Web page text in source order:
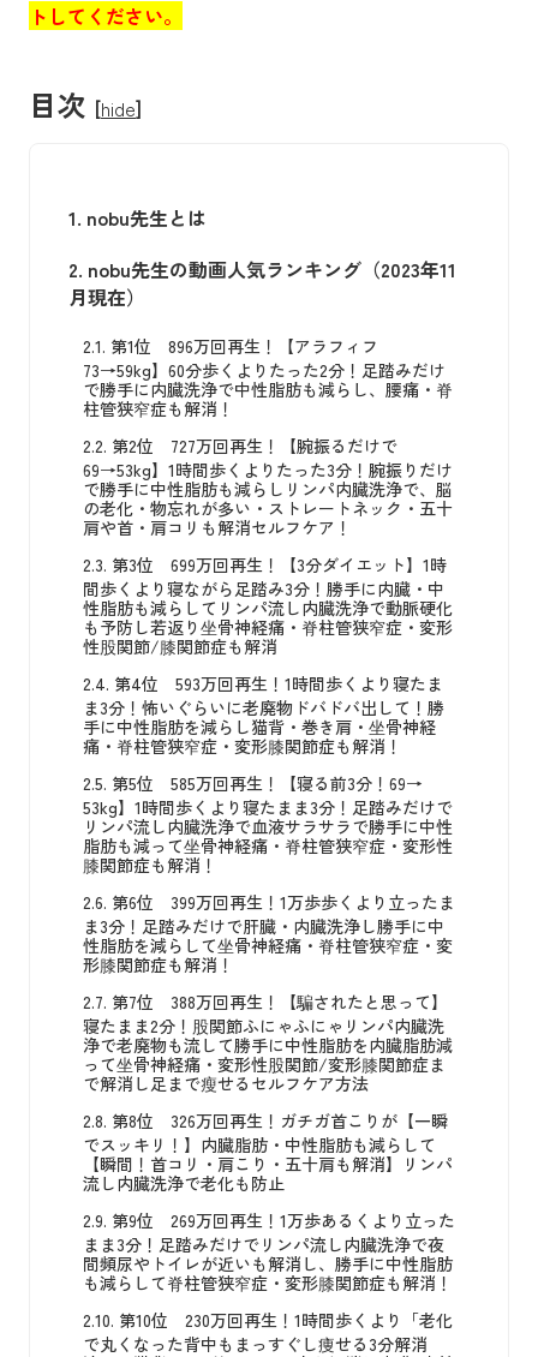
トしてください。
目次 [hide]
1. nobu先生とは
2. nobu先生の動画人気ランキング（2023年11
月現在）
2.1. 第1位 896万回再生！【アラフィフ
73→59kg】60分歩くよりたった2分！足踏みだけ
で勝手に内臓洗浄で中性脂肪も減らし、腰痛・脊
柱管狭窄症も解消！
2.2. 第2位 727万回再生！【腕振るだけで
69→53kg】1時間歩くよりたった3分！腕振りだけ
で勝手に中性脂肪も減らしリンパ内臓洗浄で、脳
の老化・物忘れが多い・ストレートネック・五十
肩や首・肩コリも解消セルフケア！
2.3. 第3位 699万回再生！【3分ダイエット】1時
間歩くより寝ながら足踏み3分！勝手に内臓・中
性脂肪も減らしてリンパ流し内臓洗浄で動脈硬化
も予防し若返り坐骨神経痛・脊柱管狭窄症・変形
性股関節/膝関節症も解消
2.4. 第4位 593万回再生！1時間歩くより寝たま
ま3分！怖いぐらいに老廃物ドバドバ出して！勝
手に中性脂肪を減らし猫背・巻き肩・坐骨神経
痛・脊柱管狭窄症・変形膝関節症も解消！
2.5. 第5位 585万回再生！【寝る前3分！69→
53kg】1時間歩くより寝たまま3分！足踏みだけで
リンパ流し内臓洗浄で血液サラサラで勝手に中性
脂肪も減って坐骨神経痛・脊柱管狭窄症・変形性
膝関節症も解消！
2.6. 第6位 399万回再生！1万歩歩くより立ったま
ま3分！足踏みだけで肝臓・内臓洗浄し勝手に中
性脂肪を減らして坐骨神経痛・脊柱管狭窄症・変
形膝関節症も解消！
2.7. 第7位 388万回再生！【騙されたと思って】
寝たまま2分！股関節ふにゃふにゃリンパ内臓洗
浄で老廃物も流して勝手に中性脂肪を内臓脂肪減
って坐骨神経痛・変形性股関節/変形膝関節症ま
で解消し足まで瘦せるセルフケア方法
2.8. 第8位 326万回再生！ガチガ首こりが【一瞬
でスッキリ！】内臓脂肪・中性脂肪も減らして
【瞬間！首コリ・肩こり・五十肩も解消】リンパ
流し内臓洗浄で老化も防止
2.9. 第9位 269万回再生！1万歩あるくより立った
まま3分！足踏みだけでリンパ流し内臓洗浄で夜
間頻尿やトイレが近いも解消し、勝手に中性脂肪
も減らして脊柱管狭窄症・変形膝関節症も解消！
2.10. 第10位 230万回再生！1時間歩くより「老化
で丸くなった背中もまっすぐし痩せる3分解消